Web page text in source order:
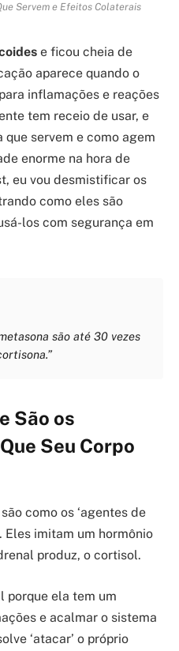
Servem e Efeitos Colaterais
e ficou cheia de
aparece quando o
inflamações e reações
tem receio de usar, e
servem e como agem
enorme na hora de
eu vou desmistificar os
como eles são
los com segurança em
são até 30 vezes
São os
Seu Corpo
como os ‘agentes de
Eles imitam um hormônio
produz, o cortisol.
porque ela tem um
e acalmar o sistema
‘atacar’ o próprio